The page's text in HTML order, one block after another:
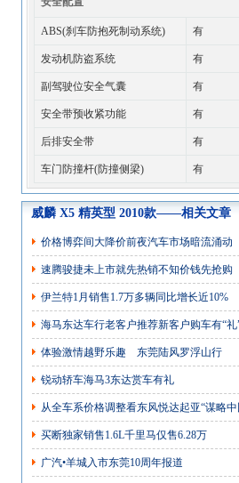
ABS(刹车防抱死制动系统) 有
发动机防盗系统 有
副驾驶位安全气囊 有
安全带预收紧功能 有
后排安全带 有
车门防撞杆(防撞侧梁) 有
威麟 X5 精英型 2010款——相关文章
价格博弈间大降价前夜汽车市场暗流涌动
速腾骏捷未上市就先热销不知价钱先抢购
伊兰特1月销售1.7万多辆同比增长近10%
海马东达车行老客户推荐新客户购车有“礼
体验激情越野乐趣 东莞陆风罗浮山行
锐动轿车海马3东达赏车有礼
从全车系价格调整看东风悦达起亚“谋略中
买断独家销售1.6L千里马仅售6.28万
广汽•羊城入市东莞10周年报道